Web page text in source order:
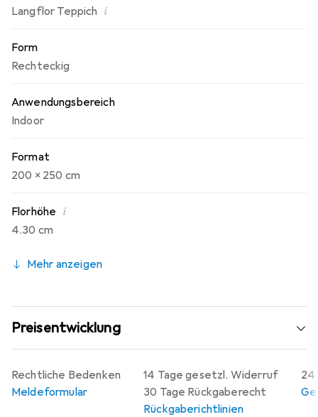
Langflor Teppich i
Form
Rechteckig
Anwendungsbereich
Indoor
Format
200 x 250 cm
Florhöhe i
4.30 cm
Mehr anzeigen
Preisentwicklung
14 Tage gesetzl. Widerruf
30 Tage Rückgaberecht
Rückgaberichtlinien
24
Rechtliche Bedenken
Meldeformular